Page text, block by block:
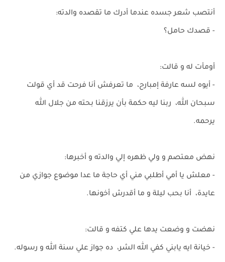
أنتصب شعر جسده عندما أدرك ما تقصده والدته:
- قصدك حامل؟
أومأت له و قالت:
- أيوه لسه عارفة إمبارح، ما تعرفش أنا فرحت قد أي قولت
سبحان الله، ربنا ليه حكمة بأن يرزقنا بحته من جلال الله
يرحمه.
نهض معتصم و ولي ظهره إلي والدته و أخبرها:
- معلش يا أمي أطلبي مني أي حاجة ما عدا موضوع جوازي من
عايدة، أنا بحب ليلة و ما أقدرش أخونها.
نهضت و وضعت يدها علي كتفه و قالت:
- خيانة ايه يابني كفي الله الشر، ده جواز علي سنة الله و رسوله.